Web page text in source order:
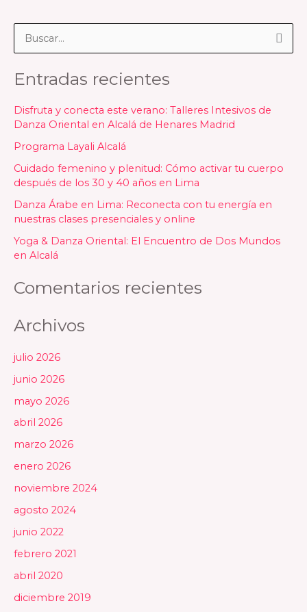
s
a
r
o
r
Entradas recientes
Disfruta y conecta este verano: Talleres Intesivos de
Danza Oriental en Alcalá de Henares Madrid
Programa Layali Alcalá
Cuidado femenino y plenitud: Cómo activar tu cuerpo
después de los 30 y 40 años en Lima
Danza Árabe en Lima: Reconecta con tu energía en
nuestras clases presenciales y online
Yoga & Danza Oriental: El Encuentro de Dos Mundos
en Alcalá
Comentarios recientes
Archivos
julio 2026
junio 2026
mayo 2026
abril 2026
marzo 2026
enero 2026
noviembre 2024
agosto 2024
junio 2022
febrero 2021
abril 2020
diciembre 2019